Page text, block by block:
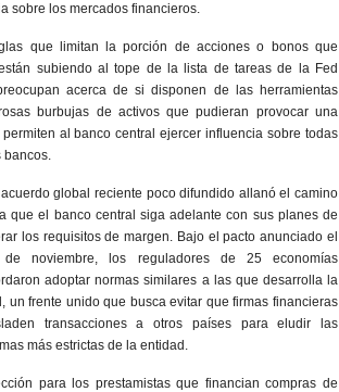
sobre los mercados financieros.
que limitan la porción de acciones o bonos que
subiendo al tope de la lista de tareas de la Fed
acerca de si disponen de las herramientas
burbujas de activos que pudieran provocar una
al banco central ejercer influencia sobre todas
bancos.
global reciente poco difundido allanó el camino
que el banco central siga adelante con sus planes de
los requisitos de margen. Bajo el pacto anunciado el
noviembre, los reguladores de 25 economías
adoptar normas similares a las que desarrolla la
un frente unido que busca evitar que firmas financieras
transacciones a otros países para eludir las
más estrictas de la entidad.
para los prestamistas que financian compras de